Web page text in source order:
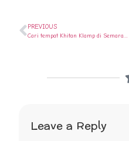
PREVIOUS
Leave a Reply